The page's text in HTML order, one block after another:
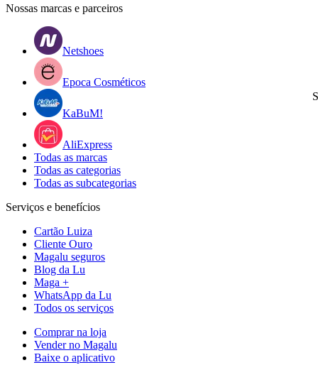
Nossas marcas e parceiros
Netshoes
Epoca Cosméticos
KaBuM!
AliExpress
Todas as marcas
Todas as categorias
Todas as subcategorias
Serviços e benefícios
Cartão Luiza
Cliente Ouro
Magalu seguros
Blog da Lu
Maga +
WhatsApp da Lu
Todos os serviços
Comprar na loja
Vender no Magalu
Baixe o aplicativo